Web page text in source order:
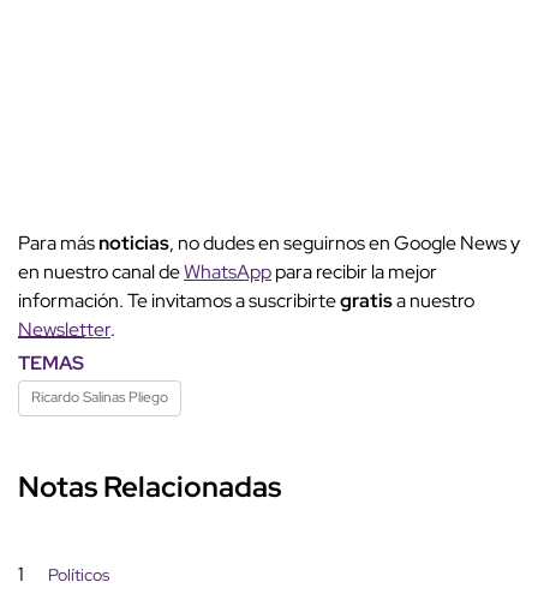
Para másnoticias, no dudes en seguirnos en Google News y
en nuestro canal deWhatsApppara recibir la mejor
información. Te invitamos a suscribirtegratisa nuestro
Newsletter.
TEMAS
Ricardo Salinas Pliego
Notas Relacionadas
1 Políticos